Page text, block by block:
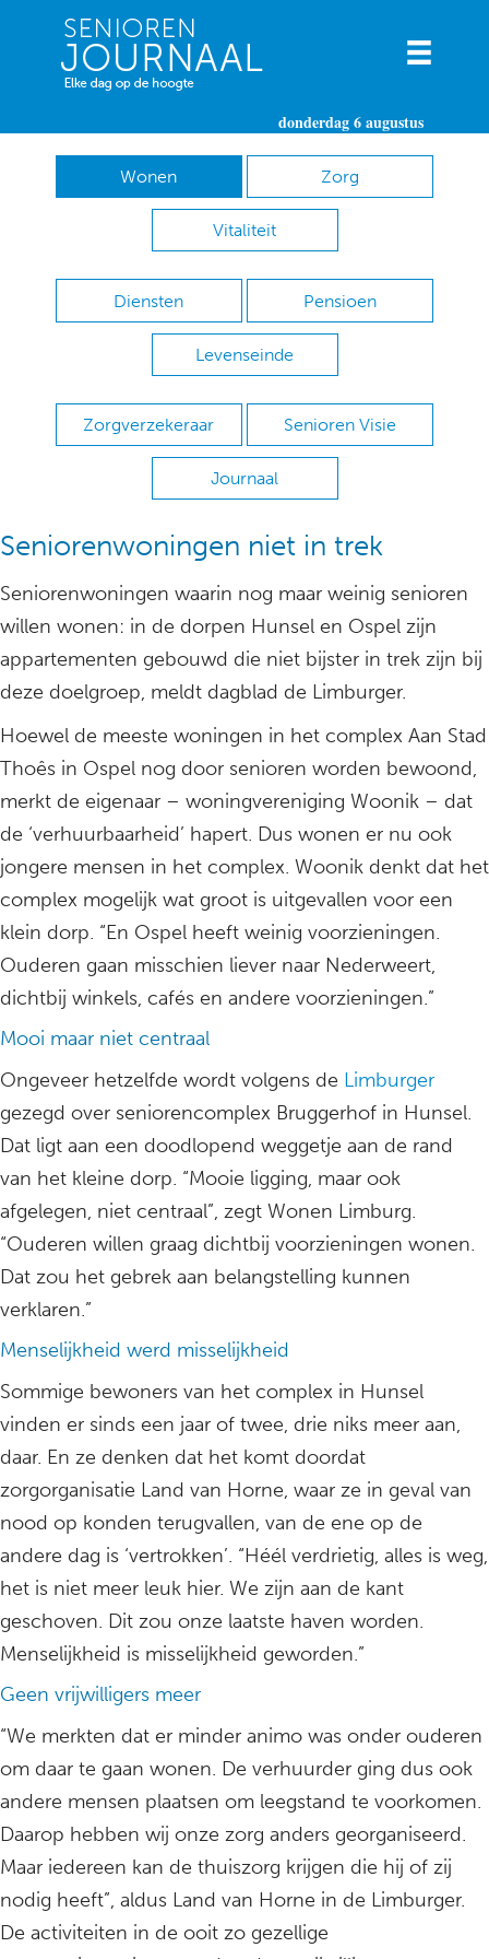
donderdag 6 augustus
Wonen Zorg
Vitaliteit
Diensten Pensioen
Levenseinde
Zorgverzekeraar Senioren Visie
Journaal
Seniorenwoningen niet in trek
Seniorenwoningen waarin nog maar weinig senioren
willen wonen: in de dorpen Hunsel en Ospel zijn
appartementen gebouwd die niet bijster in trek zijn bij
deze doelgroep, meldt dagblad de Limburger.
Hoewel de meeste woningen in het complex Aan Stad
Thoês in Ospel nog door senioren worden bewoond,
merkt de eigenaar – woningvereniging Woonik – dat
de ‘verhuurbaarheid’ hapert. Dus wonen er nu ook
jongere mensen in het complex. Woonik denkt dat het
complex mogelijk wat groot is uitgevallen voor een
klein dorp. “En Ospel heeft weinig voorzieningen.
Ouderen gaan misschien liever naar Nederweert,
dichtbij winkels, cafés en andere voorzieningen.”
Mooi maar niet centraal
Ongeveer hetzelfde wordt volgens de Limburger
gezegd over seniorencomplex Bruggerhof in Hunsel.
Dat ligt aan een doodlopend weggetje aan de rand
van het kleine dorp. “Mooie ligging, maar ook
afgelegen, niet centraal”, zegt Wonen Limburg.
“Ouderen willen graag dichtbij voorzieningen wonen.
Dat zou het gebrek aan belangstelling kunnen
verklaren.”
Menselijkheid werd misselijkheid
Sommige bewoners van het complex in Hunsel
vinden er sinds een jaar of twee, drie niks meer aan,
daar. En ze denken dat het komt doordat
zorgorganisatie Land van Horne, waar ze in geval van
nood op konden terugvallen, van de ene op de
andere dag is ‘vertrokken’. “Héél verdrietig, alles is weg,
het is niet meer leuk hier. We zijn aan de kant
geschoven. Dit zou onze laatste haven worden.
Menselijkheid is misselijkheid geworden.”
Geen vrijwilligers meer
“We merkten dat er minder animo was onder ouderen
om daar te gaan wonen. De verhuurder ging dus ook
andere mensen plaatsen om leegstand te voorkomen.
Daarop hebben wij onze zorg anders georganiseerd.
Maar iedereen kan de thuiszorg krijgen die hij of zij
nodig heeft”, aldus Land van Horne in de Limburger.
De activiteiten in de ooit zo gezellige